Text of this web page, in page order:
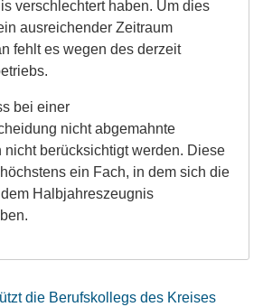
verschlechtert haben. Um dies
ausreichender Zeitraum
fehlt es wegen des derzeit
bei einer
nicht abgemahnte
nicht berücksichtigt werden. Diese
ein Fach, in dem sich die
Halbjahreszeugnis
die Berufskollegs des Kreises